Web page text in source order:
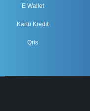
E Wallet
Kartu Kredit
Qris